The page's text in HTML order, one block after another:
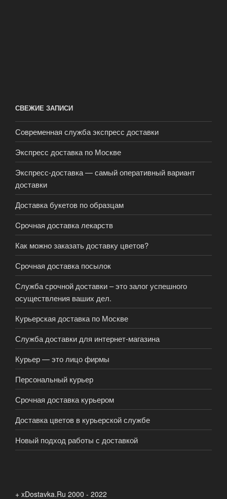
СВЕЖИЕ ЗАПИСИ
Современная служба экспресс доставки
Экспресс доставка по Москве
Экспресс-доставка — самый оперативный вариант
доставки
Доставка букетов по образцам
Cрочная доставка лекарств
Как можно заказать доставку цветов?
Срочная доставка посылок
Служба срочной доставки – это залог успешного
осуществления ваших дел.
Курьерская доставка по Москве
Служба доставки для интернет-магазина
Курьер — это лицо фирмы
Персональный курьер
Срочная доставка курьером
Доставка цветов в курьерской службе
Новый подход работы с доставкой
+ xDostavka.Ru 2000 - 2022